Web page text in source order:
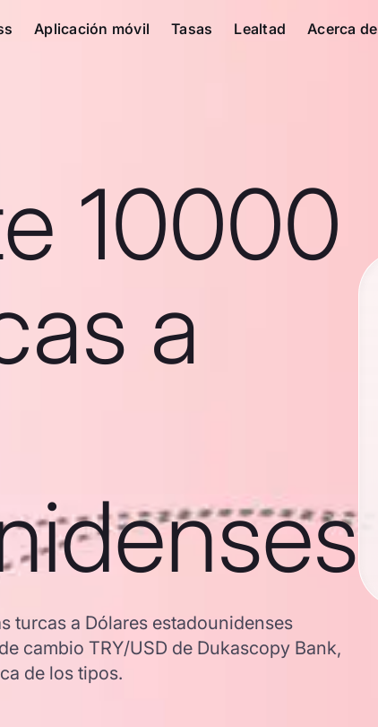
Aplicación móvil Tasas Lealtad Acerca de
10000
a
turcas a Dólares estadounidenses
cambio TRY/USD de Dukascopy Bank,
de los tipos.